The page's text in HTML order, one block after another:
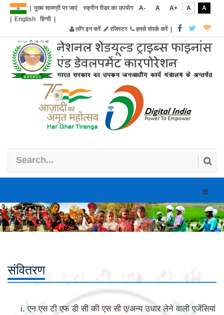
मुख्य सामग्री पर जाएं स्क्रीन रीडर का उपयोग A- A A+ A
A
English हिन्दी|
लॉग इन करें
रजिस्टर हमसे संपर्क करें|
Toggle
संवितरण
एन एस टी एफ डी सी की एस सी ए/अन्य उधार लेने वाली एजेंसियां